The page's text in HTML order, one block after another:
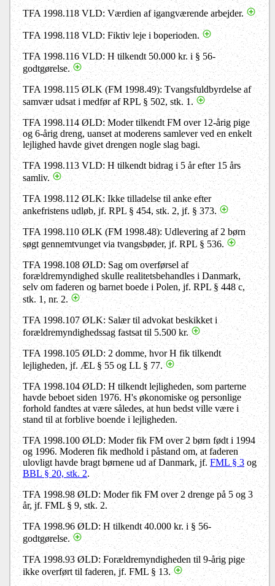
TFA 1998.118 VLD: Værdien af igangværende arbejder.
TFA 1998.118 VLD: Fiktiv leje i boperioden.
TFA 1998.116 VLD: H tilkendt 50.000 kr. i § 56-
godtgørelse.
TFA 1998.115 ØLK (FM 1998.49): Tvangsfuldbyrdelse af
samvær udsat i medfør af RPL § 502, stk. 1.
TFA 1998.114 ØLD: Moder tilkendt FM over 12-årig pige
og 6-årig dreng, uanset at moderens samlever ved en enkelt
lejlighed havde givet drengen nogle slag bagi.
TFA 1998.113 VLD: H tilkendt bidrag i 5 år efter 15 års
samliv.
TFA 1998.112 ØLK: Ikke tilladelse til anke efter
ankefristens udløb, jf. RPL § 454, stk. 2, jf. § 373.
TFA 1998.110 ØLK (FM 1998.48): Udlevering af 2 børn
søgt gennemtvunget via tvangsbøder, jf. RPL § 536.
TFA 1998.108 ØLD: Sag om overførsel af
forældremyndighed skulle realitetsbehandles i Danmark,
selv om faderen og barnet boede i Polen, jf. RPL § 448 c,
stk. 1, nr. 2.
TFA 1998.107 ØLK: Salær til advokat beskikket i
forældremyndighedssag fastsat til 5.500 kr.
TFA 1998.105 ØLD: 2 domme, hvor H fik tilkendt
lejligheden, jf. ÆL § 55 og LL § 77.
TFA 1998.104 ØLD: H tilkendt lejligheden, som parterne
havde beboet siden 1976. H's økonomiske og personlige
forhold fandtes at være således, at hun bedst ville være i
stand til at forblive boende i lejligheden.
TFA 1998.100 ØLD: Moder fik FM over 2 børn født i 1994
og 1996. Moderen fik medhold i påstand om, at faderen
ulovligt havde bragt børnene ud af Danmark, jf.FML § 3 og
BBL § 20, stk. 2.
TFA 1998.98 ØLD: Moder fik FM over 2 drenge på 5 og 3
år, jf. FML § 9, stk. 2.
TFA 1998.96 ØLD: H tilkendt 40.000 kr. i § 56-
godtgørelse.
TFA 1998.93 ØLD: Forældremyndigheden til 9-årig pige
ikke overført til faderen, jf. FML § 13.